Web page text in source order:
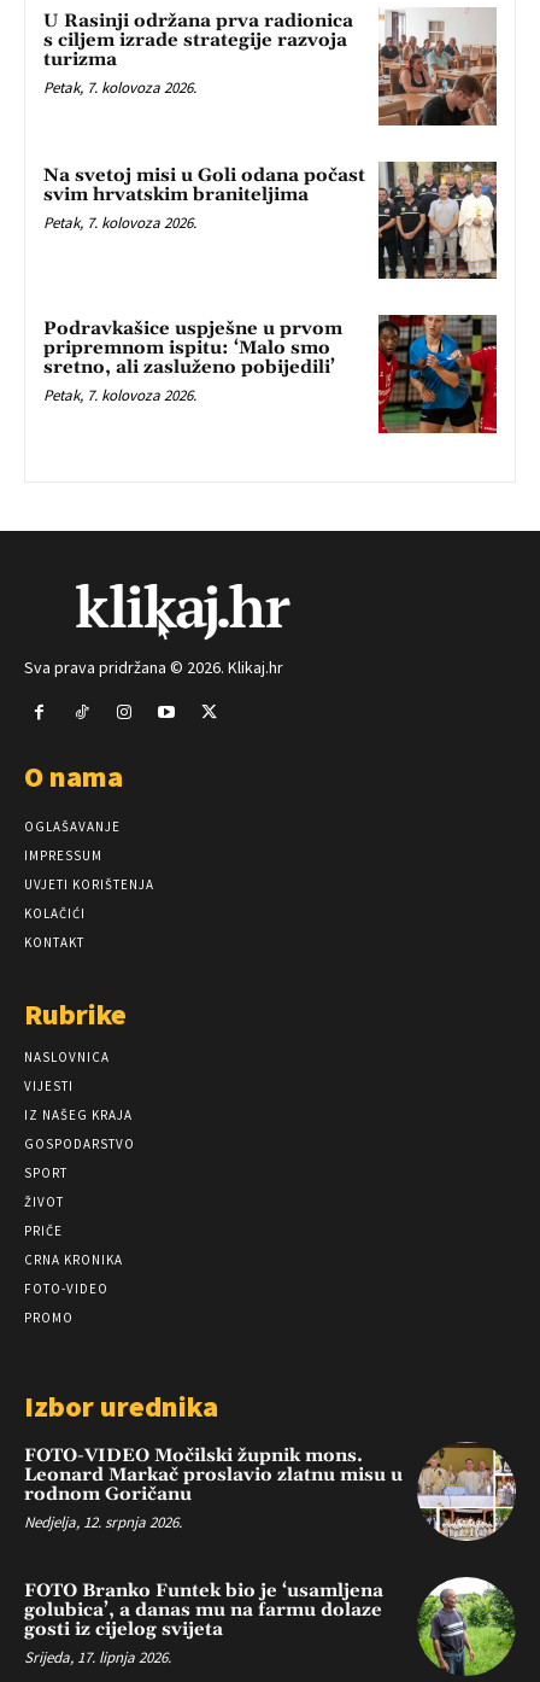
U Rasinji održana prva radionica
s ciljem izrade strategije razvoja
turizma
Petak, 7. kolovoza 2026.
Na svetoj misi u Goli odana počast
svim hrvatskim braniteljima
Petak, 7. kolovoza 2026.
Podravkašice uspješne u prvom
pripremnom ispitu: ‘Malo smo
sretno, ali zasluženo pobijedili’
Petak, 7. kolovoza 2026.
Sva prava pridržana © 2026. Klikaj.hr
O nama
OGLAŠAVANJE
IMPRESSUM
UVJETI KORIŠTENJA
KOLAČIĆI
KONTAKT
Rubrike
NASLOVNICA
VIJESTI
IZ NAŠEG KRAJA
GOSPODARSTVO
SPORT
ŽIVOT
PRIČE
CRNA KRONIKA
FOTO-VIDEO
PROMO
Izbor urednika
FOTO-VIDEO Močilski župnik mons.
Leonard Markač proslavio zlatnu misu u
rodnom Goričanu
Nedjelja, 12. srpnja 2026.
FOTO Branko Funtek bio je ‘usamljena
golubica’, a danas mu na farmu dolaze
gosti iz cijelog svijeta
Srijeda, 17. lipnja 2026.